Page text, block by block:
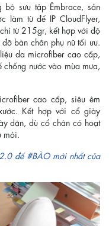
bộ sưu tập Êmbrace, sản
làm từ đế IP CloudFlyer,
từ 215gr, kết hợp với độ
bàn chân phụ nữ tối ưu.
da microfiber cao cấp,
nước vào mùa mưa,
cao cấp, siêu êm
Kết hợp với cổ giày
dặn, dù cổ chân có hoạt
2.0 đế #BÀO mới nhất của